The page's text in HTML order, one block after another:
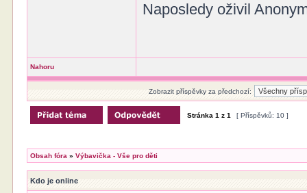
Naposledy oživil
Nahoru
Zobrazit příspěvky za předchozí:
Stránka1 z1 [ Příspěvků: 10 ]
Obsah fóra »Výbavička - Vše pro děti
Kdo je online